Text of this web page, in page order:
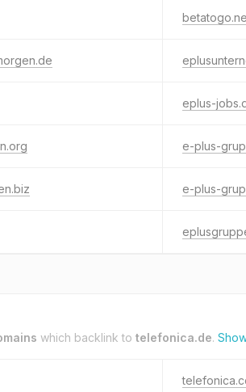
eplus-
e-plus-
e-plus-
which backlink to telefonica.de.